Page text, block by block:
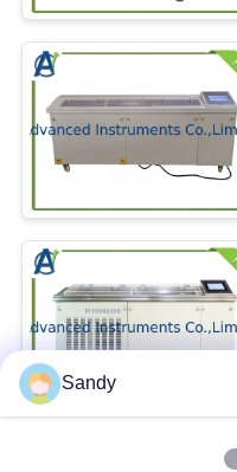
PRIVACY
POLICY
Sandy